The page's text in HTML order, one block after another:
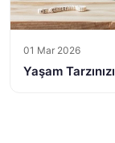
01 Mar 2026
Yaşam